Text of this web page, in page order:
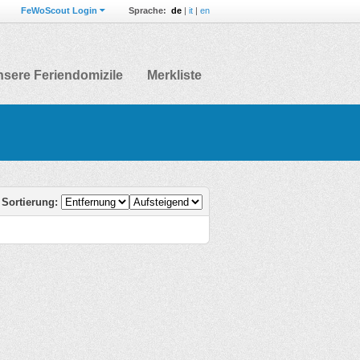
Feriendomizile Merkliste
Sprache: de | it | en
FeWoScout Login